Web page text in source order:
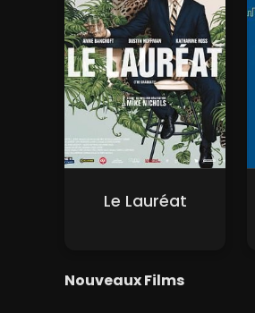
Le Lauréat
Nouveaux Films